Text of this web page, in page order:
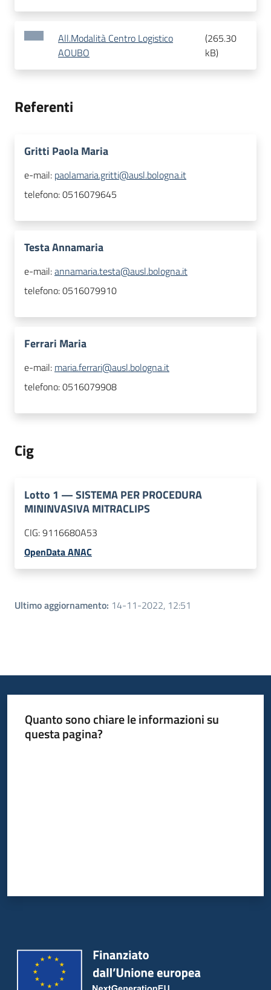
All.Modalità Centro Logistico
AOUBO
(265.30
kB)
Referenti
Gritti Paola Maria
e-mail: paolamaria.gritti@ausl.bologna.it
telefono:0516079645
Testa Annamaria
e-mail:annamaria.testa@ausl.bologna.it
telefono:0516079910
Ferrari Maria
e-mail: maria.ferrari@ausl.bologna.it
telefono:0516079908
Cig
Lotto 1 —SISTEMA PER PROCEDURA
MININVASIVA MITRACLIPS
CIG:9116680A53
OpenData ANAC
Ultimo aggiornamento: 14-11-2022, 12:51
Quanto sono chiare le informazioni su
questa pagina?